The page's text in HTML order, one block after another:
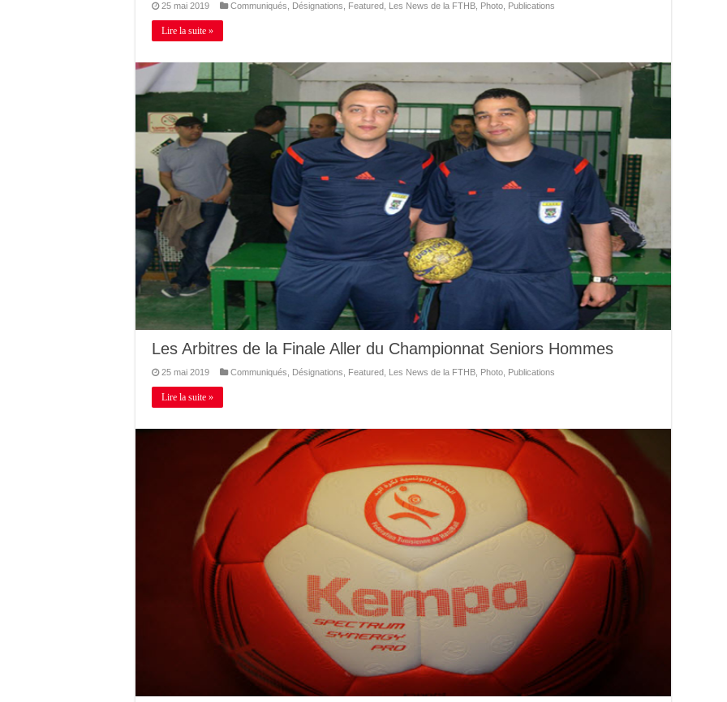
25 mai 2019 Communiqués Désignations Featured Les News de la FTHB Photo Publications
Lire la suite »
Les Arbitres de la Finale Aller du Championnat Seniors Hommes
25 mai 2019 Communiqués Désignations Featured Les News de la FTHB Photo Publications
Lire la suite »